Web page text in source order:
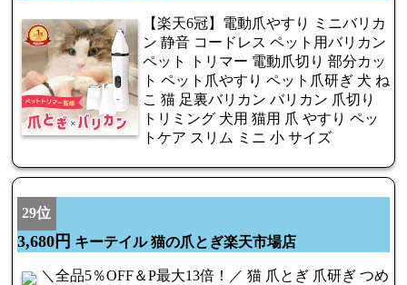
【楽天6冠】電動爪やすり ミニバリカ
ン 静音 コードレス ペット用バリカン
ペット トリマー 電動爪切り 部分カッ
ト ペット爪やすり ペット爪研ぎ 犬 ね
こ 猫 足裏バリカン バリカン 爪切り
トリミング 犬用 猫用 爪 やすり ペッ
トケア スリム ミニ 小 サイズ
29位
3,680円 キーテイル 猫の爪とぎ楽天市場店
＼全品5％OFF＆P最大13倍！／ 猫 爪とぎ 爪研ぎ つめ